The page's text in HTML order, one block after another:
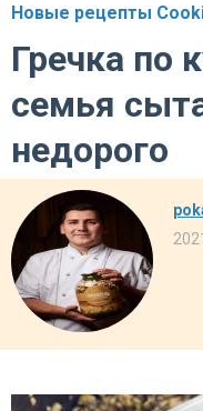
Новые рецепты
Гречка по
семья
недорого